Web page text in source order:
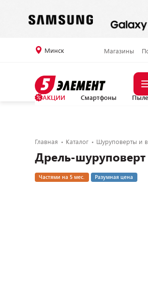
Минск Магазины
АКЦИИ Смартфоны
Главная Каталог Шуруповерты и
Дрель-шуруповерт
Частями на 5 мес. Разумная цена